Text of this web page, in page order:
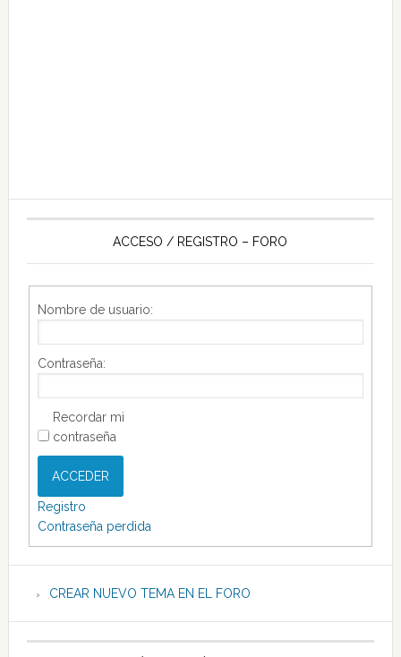
ACCESO / REGISTRO – FORO
Nombre de usuario:
Contraseña:
Recordar mi
contraseña
ACCEDER
Registro
Contraseña perdida
CREAR NUEVO TEMA EN EL FORO